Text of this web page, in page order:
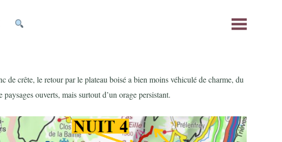
de crête, le retour par le plateau boisé a bien moins véhiculé de charme, du
ouverts, mais surtout d’un orage persistant.